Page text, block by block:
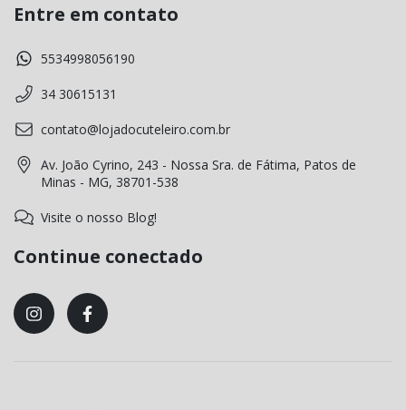
Entre em contato
5534998056190
34 30615131
contato@lojadocuteleiro.com.br
Av. João Cyrino, 243 - Nossa Sra. de Fátima, Patos de
Minas - MG, 38701-538
Visite o nosso Blog!
Continue conectado